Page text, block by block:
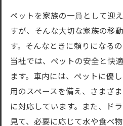
ペットを家族の一員として迎
すが、そんな大切な家族の移
す。そんなときに頼りになる
当社では、ペットの安全と快
ます。車内には、ペットに優
用のスペースを備え、さまざ
に対応しています。また、ド
見て、必要に応じて水や食べ